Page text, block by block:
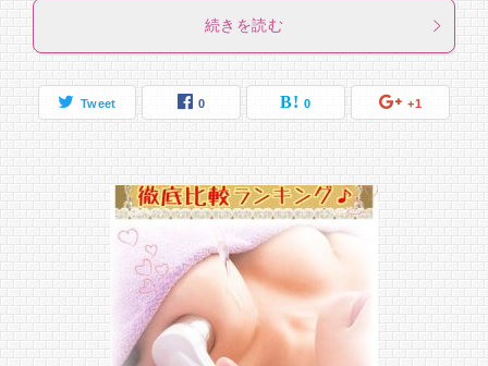
続きを読む
Tweet 0 0 +1